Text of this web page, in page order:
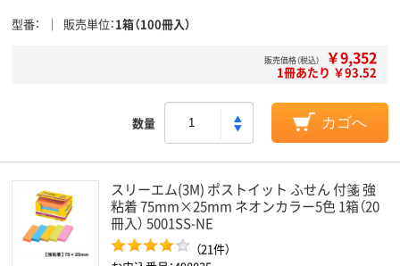
型番 販売単位 1箱（100冊入）
販売価格（税込） ￥9,352
1冊あたり ￥93.52
数量 カゴへ
スリーエム(3M) ポストイット ふせん 付箋 強
粘着 75mm×25mm ネオンカラー5色 1箱（20
冊入） 5001SS-NE
（21件）